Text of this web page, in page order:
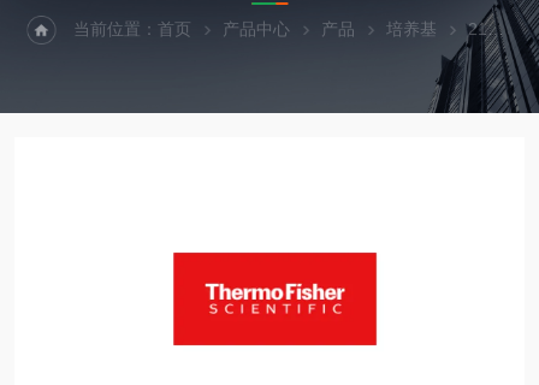
当前位置：首页 产品中心 产品 培养基 21475025Gibco™ Fischer's 培养基